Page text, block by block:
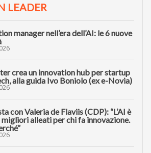
LEADER
manager nell’era dell’AI: le 6 nuove
crea un innovation hub per startup
alla guida Ivo Boniolo (ex e-Novia)
con Valeria de Flaviis (CDP): “L’AI è
migliori alleati per chi fa innovazione.